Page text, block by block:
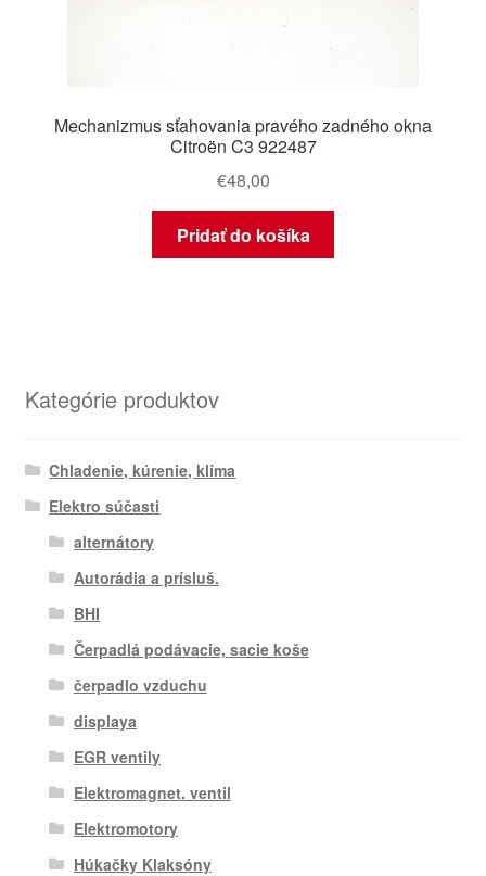
Mechanizmus sťahovania pravého zadného okna
Citroën C3 922487
€48,00
Pridať do košíka
Kategórie produktov
Chladenie, kúrenie, klíma
Elektro súčasti
alternátory
Autorádia a prísluš.
BHI
Čerpadlá podávacie, sacie koše
čerpadlo vzduchu
displaya
EGR ventily
Elektromagnet. ventil
Elektromotory
Húkačky Klaksóny